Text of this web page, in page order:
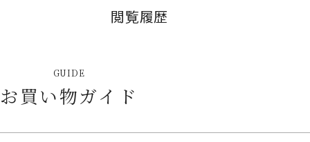
閲覧履歴
GUIDE
お買い物ガイド